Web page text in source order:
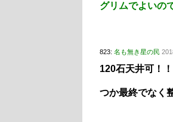
グリムでよいの
823: 名も無き星の民
120石天井可！！
つか最終でなく